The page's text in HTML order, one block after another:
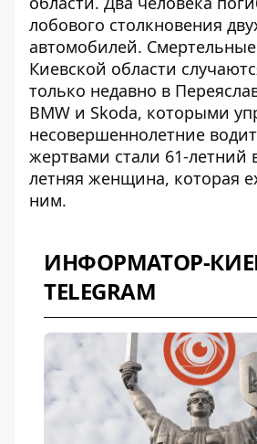
лобового столкновения
автомобилей.
Киевской области
только недавно в
BMW и Skoda, которыми
несовершеннолетние
жертвами стали 61-летний
летняя женщина, которая
ним.
ИНФОРМАТОР-
TELEGRAM